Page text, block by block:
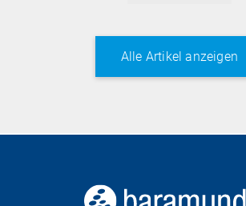
Alle Artikel anzeigen